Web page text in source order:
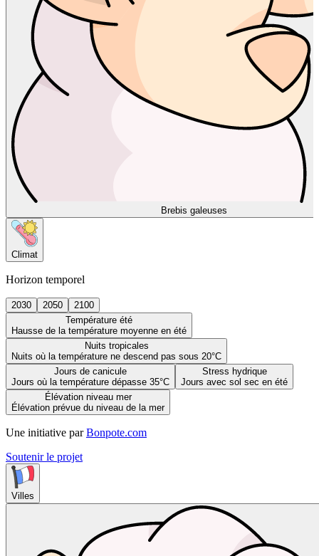
Brebis galeuses
Climat
Horizon temporel
2030 2050
2100
Température été
Hausse de la température moyenne en été
Nuits tropicales
Nuits où la température ne descend pas sous 20°C
Jours de canicule
Jours où la température dépasse 35°C
Stress hydrique
Jours avec sol sec en été
Élévation niveau mer
Élévation prévue du niveau de la mer
Une initiative par Bonpote.com
Soutenir le projet
Villes